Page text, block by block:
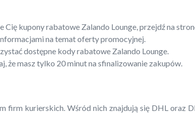
kupony rabatowe Zalando Lounge, przejdź na
na temat oferty promocyjnej.
dostępne kody rabatowe Zalando Lounge.
że masz tylko 20 minut na sfinalizowanie zakupów.
firm kurierskich. Wśród nich znajdują się DHL oraz